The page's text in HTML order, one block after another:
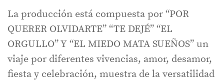
La producción está compuesta por “POR
QUERER OLVIDARTE” “TE DEJÉ” “EL
ORGULLO” Y “EL MIEDO MATA SUEÑOS” un
viaje por diferentes vivencias, amor, desamor,
fiesta y celebración, muestra de la versatilidad